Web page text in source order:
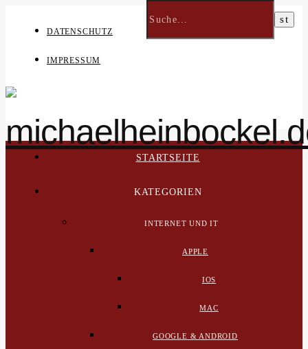
DATENSCHUTZ
IMPRESSUM
STARTSEITE
KATEGORIEN
INTERNET UND IT
APPLE
IOS
MAC
GOOGLE & ANDROID